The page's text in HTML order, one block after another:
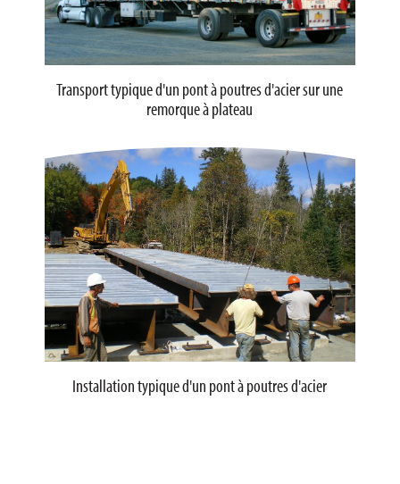
Transport typique d'un pont à poutres d'acier sur une
remorque à plateau
Installation typique d'un pont à poutres d'acier